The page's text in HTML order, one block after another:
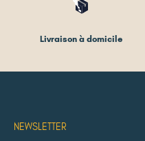
Livraison à domicile
NEWSLETTER